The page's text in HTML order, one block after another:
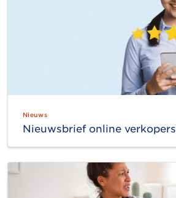
Nieuws
Nieuwsbrief online verkopers